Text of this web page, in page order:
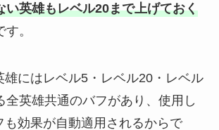
い英雄もレベル20まで上げておく
す。
雄にはレベル5・レベル20・レベル
全英雄共通のバフがあり、使用し
も効果が自動適用されるからで